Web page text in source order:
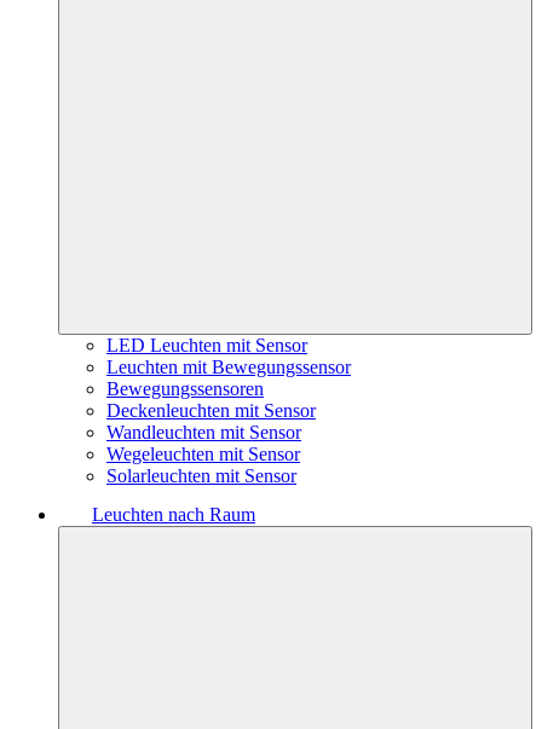
LED Leuchten mit Sensor
Leuchten mit Bewegungssensor
Bewegungssensoren
Deckenleuchten mit Sensor
Wandleuchten mit Sensor
Wegeleuchten mit Sensor
Solarleuchten mit Sensor
Leuchten nach Raum